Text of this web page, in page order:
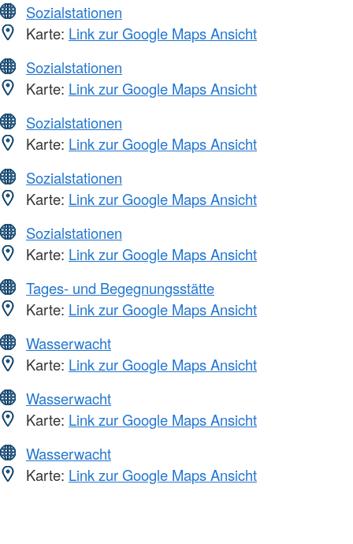
Sozialstationen
Karte: Link zur Google Maps Ansicht
Sozialstationen
Karte: Link zur Google Maps Ansicht
Sozialstationen
Karte: Link zur Google Maps Ansicht
Sozialstationen
Karte: Link zur Google Maps Ansicht
Sozialstationen
Karte: Link zur Google Maps Ansicht
Tages- und Begegnungsstätte
Karte: Link zur Google Maps Ansicht
Wasserwacht
Karte: Link zur Google Maps Ansicht
Wasserwacht
Karte: Link zur Google Maps Ansicht
Wasserwacht
Karte: Link zur Google Maps Ansicht